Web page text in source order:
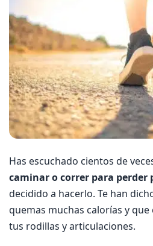
Has escuchado cientos de
caminar o correr para perder
decidido a hacerlo. Te han
quemas muchas calorías y
tus rodillas y articulaciones.